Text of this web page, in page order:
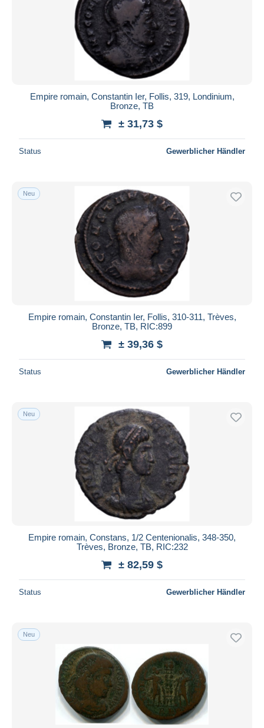
Empire romain, Constantin Ier, Follis, 319, Londinium,
Bronze, TB
± 31,73 $
Status Gewerblicher Händler
Neu
Empire romain, Constantin Ier, Follis, 310-311, Trèves,
Bronze, TB, RIC:899
± 39,36 $
Status Gewerblicher Händler
Neu
Empire romain, Constans, 1/2 Centenionalis, 348-350,
Trèves, Bronze, TB, RIC:232
± 82,59 $
Status Gewerblicher Händler
Neu